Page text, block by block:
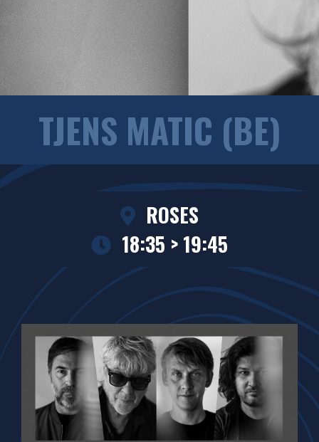
TJENS MATIC (BE)
ROSES
18:35 > 19:45